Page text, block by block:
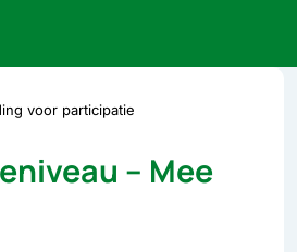
voor participatie
– Mee